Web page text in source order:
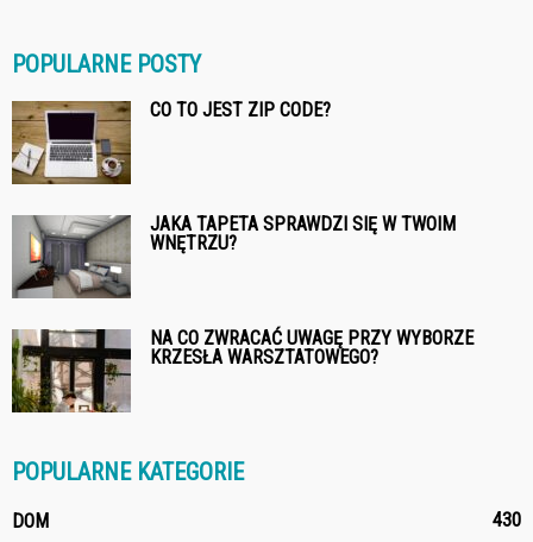
POPULARNE POSTY
CO TO JEST ZIP CODE?
JAKA TAPETA SPRAWDZI SIĘ W TWOIM
WNĘTRZU?
NA CO ZWRACAĆ UWAGĘ PRZY WYBORZE
KRZESŁA WARSZTATOWEGO?
POPULARNE KATEGORIE
DOM 430